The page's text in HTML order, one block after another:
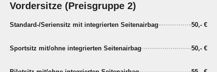
Vordersitze (Preisgruppe 2)
Standard-/Seriensitz mit integrierten Seitenairbag 50,- €
Sportsitz mit/ohne integrierten Seitenairbag 50,- €